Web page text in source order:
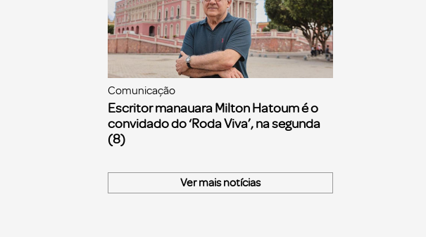
Comunicação
Escritor manauara Milton Hatoum é o
convidado do ‘Roda Viva’, na segunda
(8)
Ver mais notícias